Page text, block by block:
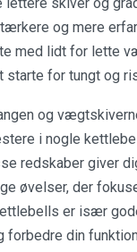
og mere
med lidt for lette
starte for tungt og
og
i nogle
redskaber giver
øvelser, der
er især
forbedre din